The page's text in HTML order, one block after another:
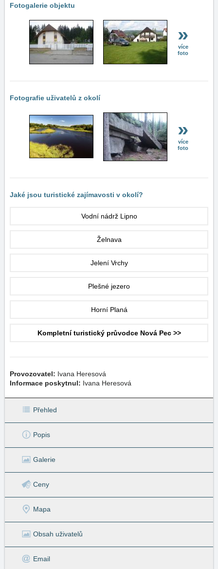
Fotogalerie objektu
»
více
foto
Fotografie uživatelů z okolí
»
více
foto
Jaké jsou turistické zajímavosti v okolí?
Vodní nádrž Lipno
Želnava
Jelení Vrchy
Plešné jezero
Horní Planá
Kompletní turistický průvodce Nová Pec >>
Provozovatel: Ivana Heresová
Informace poskytnul: Ivana Heresová
Přehled
Popis
Galerie
Ceny
Mapa
Obsah uživatelů
Email